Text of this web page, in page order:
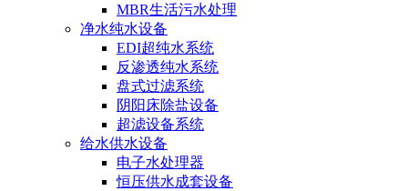
MBR生活污水处理
净水纯水设备
EDI超纯水系统
反渗透纯水系统
盘式过滤系统
阴阳床除盐设备
超滤设备系统
给水供水设备
电子水处理器
恒压供水成套设备